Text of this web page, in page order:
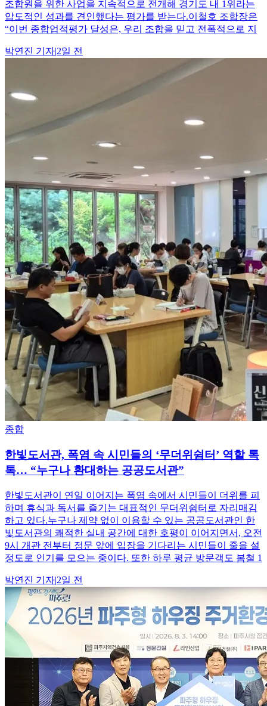
조합원을 위한 사업을 지속적으로 전개해 경기도 내 1위라는
압도적인 성과를 견인했다는 평가를 받는다.이철호 조합장은
“이번 종합업적평가 달성은, 우리 조합을 믿고 전폭적으로 지
박연진 기자|2일 전
종합
한빛도서관, 폭염 속 시민들의 ‘무더위쉼터’ 역할 톡
톡… “누구나 환대하는 공공도서관”
한빛도서관이 연일 이어지는 폭염 속에서 시민들이 더위를 피
하며 휴식과 독서를 즐기는 대표적인 무더위쉼터로 자리매김
하고 있다.누구나 제약 없이 이용할 수 있는 공공도서관인 한
빛도서관의 쾌적한 실내 공간에 대한 호평이 이어지면서, 오전
9시 개관 전부터 정문 앞에 입장을 기다리는 시민들이 줄을 설
정도로 인기를 모으는 중이다. 또한 하루 평균 방문객도 봄철 1
박연진 기자|2일 전